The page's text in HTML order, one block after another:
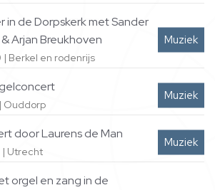
Muziek
in de Dorpskerk met Sander
Arjan Breukhoven
Berkel en rodenrijs
Muziek
Ouddorp
Muziek
door Laurens de Man
| Utrecht
orgel en zang in de